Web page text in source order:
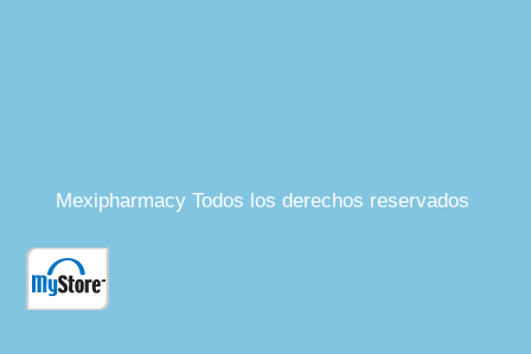
Mexipharmacy Todos los derechos reservados